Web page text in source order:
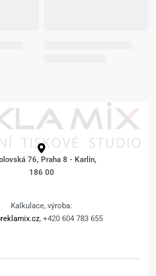
76, Praha 8 - Karlín,
186 00
Kalkulace, výroba:
, +420 604 783 655